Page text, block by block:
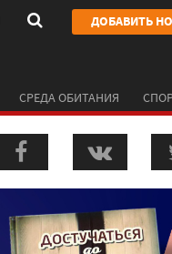
ДОБАВИТЬ
СРЕДА ОБИТАНИЯ